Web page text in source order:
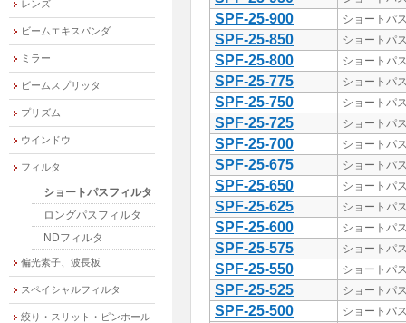
SPF-25-900 ショートパ
SPF-25-850 ショートパ
SPF-25-800 ショートパ
SPF-25-775 ショートパ
SPF-25-750 ショートパ
SPF-25-725 ショートパ
SPF-25-700 ショートパ
SPF-25-675 ショートパ
SPF-25-650 ショートパ
SPF-25-625 ショートパ
SPF-25-600 ショートパ
SPF-25-575 ショートパ
SPF-25-550 ショートパ
SPF-25-525 ショートパ
SPF-25-500 ショートパ
レンズ
ビームエキスパンダ
ミラー
ビームスプリッタ
プリズム
ウインドウ
フィルタ
ショートパスフィルタ
ロングパスフィルタ
NDフィルタ
偏光素子、波長板
スペイシャルフィルタ
絞り・スリット・ピンホール